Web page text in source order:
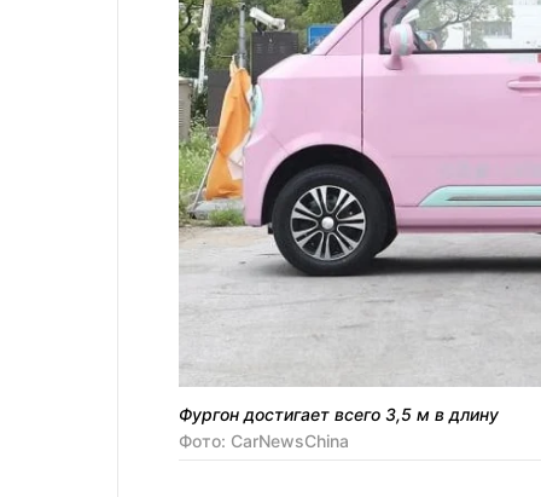
Фургон достигает всего 3,5 м в длину
Фото: CarNewsChina